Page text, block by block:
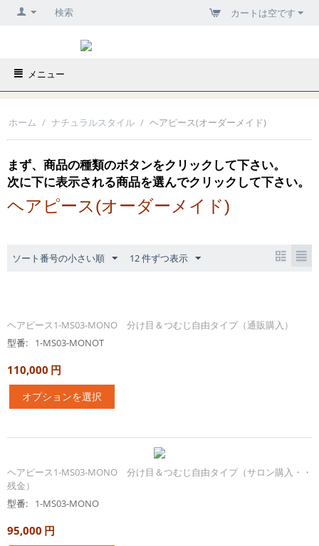
検索 カートは空です
メニュー
ホーム / ナチュラルスタイル / ヘアピース(オーダーメイド)
まず、商品の種類のボタンをクリックして下さい。
次に下に表示される商品を選んでクリックして下さい。
ヘアピース(オーダーメイド)
ソート番号の小さい順 12 件ずつ表示
ヘアピース1-MS03-MONO 分け目＆つむじ自由タイプ（通販購入）
型番:
1-MS03-MONOT
110,000 円
オプションを選択
ヘアピース1-MS03-MONO 分け目＆つむじ自由タイプ（サロン購入・・
残金）
型番:
1-MS03-MONO
95,000 円